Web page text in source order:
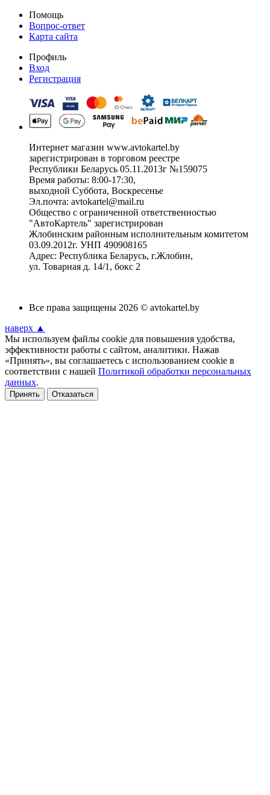
Помощь
Вопрос-ответ
Карта сайта
Профиль
Вход
Регистрация
Интернет магазин www.avtokartel.by
зарегистрирован в торговом реестре
Республики Беларусь 05.11.2013г №159075
Время работы: 8:00-17:30,
выходной Суббота, Воскресенье
Эл.почта: avtokartel@mail.ru
Общество с ограниченной ответственностью
"АвтоКартель" зарегистрирован
Жлобинским районным исполнительным комитетом
03.09.2012г. УНП 490908165
Адрес: Республика Беларусь, г.Жлобин,
ул. Товарная д. 14/1, бокс 2
Все права защищены 2026 © avtokartel.by
наверх ▲
Мы используем файлы cookie для повышения удобства,
эффективности работы с сайтом, аналитики. Нажав
«Принять», вы соглашаетесь с использованием cookie в
соответствии с нашей Политикой обработки персональных
данных.
Принять Отказаться